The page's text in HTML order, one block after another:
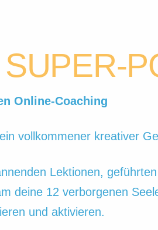
Online-Coaching
vollkommener kreativer
Lektionen,
deine 12 verborgenen
und aktivieren.